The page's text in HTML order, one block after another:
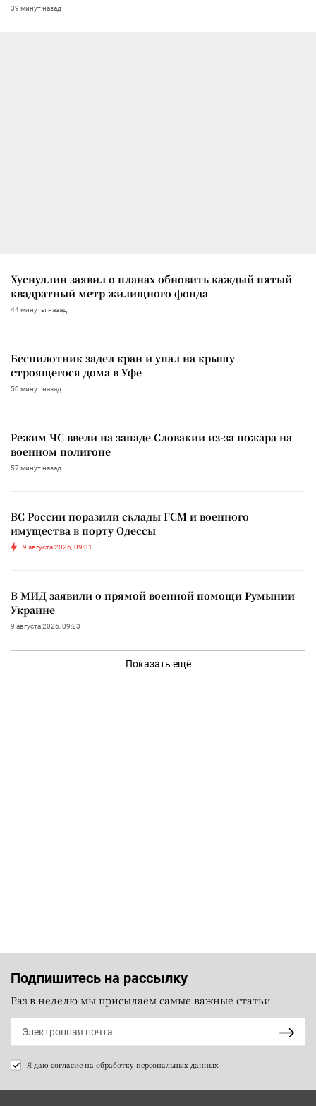
39 минут назад
Хуснуллин заявил о планах обновить каждый пятый
квадратный метр жилищного фонда
44 минуты назад
Беспилотник задел кран и упал на крышу
строящегося дома в Уфе
50 минут назад
Режим ЧС ввели на западе Словакии из-за пожара на
военном полигоне
57 минут назад
ВС России поразили склады ГСМ и военного
имущества в порту Одессы
9 августа 2026, 09:31
В МИД заявили о прямой военной помощи Румынии
Украине
9 августа 2026, 09:23
Показать ещё
Подпишитесь на рассылку
Раз в неделю мы присылаем самые важные статьи
Я даю согласие на обработку персональных данных